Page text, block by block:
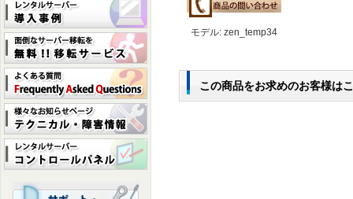
モデル: zen_temp34
この商品をお求めのお客様は